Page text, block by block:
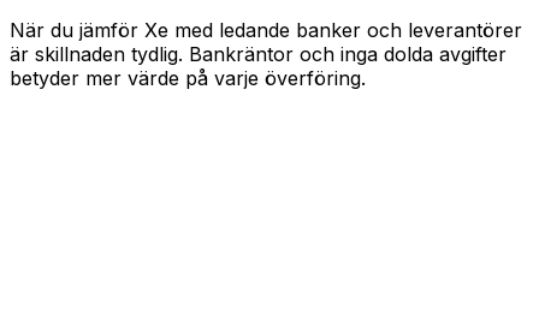
När du jämför Xe med ledande banker och leverantörer
är skillnaden tydlig. Bankräntor och inga dolda avgifter
betyder mer värde på varje överföring.